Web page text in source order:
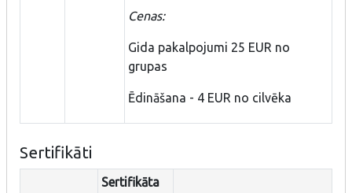
Cenas:
Gida pakalpojumi 25 EUR no
grupas
Ēdināšana - 4 EUR no cilvēka
Sertifikāti
Sertifikāta